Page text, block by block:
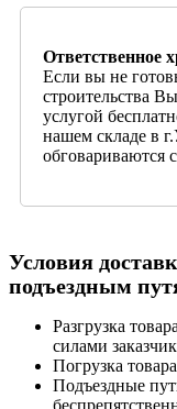
Ответственное
Если вы не
строительства
услугой
нашем складе в
обговариваются
Условия
подъездным
Разгрузка
силами
Погрузка
Подъездные